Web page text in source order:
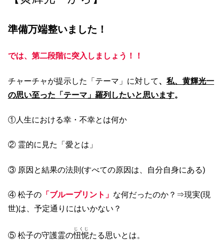
準備万端整いました！
では、第二段階に突入しましょう！！
チャーチャが提示した「テーマ」に対して、 私、黄輝光一
の思い至った「テーマ」羅列したいと思います。
①人生における幸・不幸とは何か
② 霊的に見た「愛とは」
③ 原因と結果の法則(すべての原因は、自分自身にある)
④ 松子の 「ブループリント」 な何だったのか？⇒現実(現
世)は、予定通りにはいかない？
⑤ 松子の守護霊の忸怩
じくじ
たる思いとは。